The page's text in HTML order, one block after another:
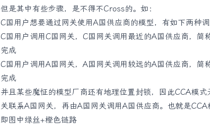
但是其中有些步骤，是不得不Cross的。如：
C国用户想要通过网关使用A国供应商的模型，有如下两种
C国用户调用C国网关，C国网关调用最近的A国供应商，简
完成
C国用户调用A国网关，A国网关调用较远的A国供应商，简
完成
并且某些魔怔的模型厂商还有地理位置封锁，因此CCA模
关联系A国网关，再由A国网关调用A国供应商。也就是CCA
即图中绿丝+橙色链路